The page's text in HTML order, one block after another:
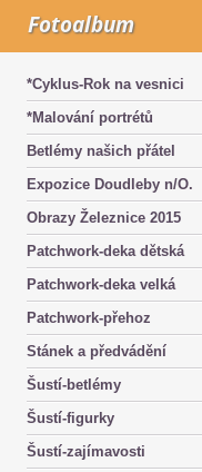
Fotoalbum
*Cyklus-Rok na vesnici
*Malování portrétů
Betlémy našich přátel
Expozice Doudleby n/O.
Obrazy Železnice 2015
Patchwork-deka dětská
Patchwork-deka velká
Patchwork-přehoz
Stánek a předvádění
Šustí-betlémy
Šustí-figurky
Šustí-zajímavosti